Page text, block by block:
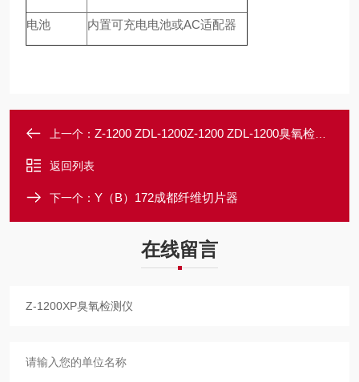
电池 内置可充电电池或AC适配器
上一个： Z-1200 ZDL-1200Z-1200 ZDL-1200臭氧检测仪
返回列表
下一个： Y（B）172成都纤维切片器
在线留言